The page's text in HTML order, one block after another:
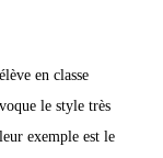
en classe
le style très
exemple est le